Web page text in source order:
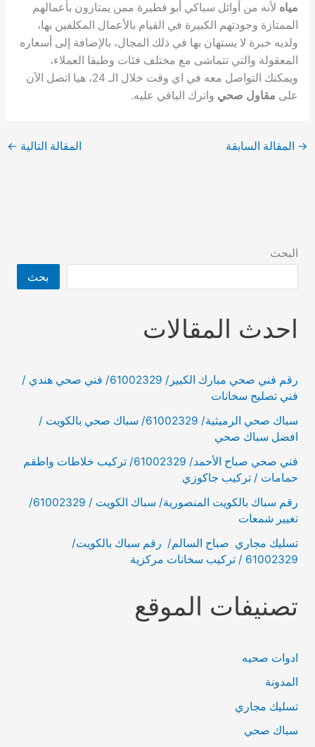
مياه لأنه من أوائل سباكي أبو فطيرة ممن يمتازون بأعمالهم
الممتازة وجودتهم الكبيرة في القيام بالأعمال المكلفين بها،
ولديه خبرة لا يستهان بها في ذلك المجال، بالإضافة إلى أسعاره
المعقولة والتي تتماشى مع مختلف فئات وطبقا العملاء،
ويمكنك التواصل معه في اي وقت خلال الـ 24، هيا اتصل الآن
على مقاول صحي واترك الباقي عليه.
→ المقالة السابقة المقالة التالية ←
البحث
بحث
احدث المقالات
رقم فني صحي مبارك الكبير/ 61002329/ فني صحي هندي /
فني تصليح سخانات
سباك صحي الرميثية/ 61002329/ سباك صحي بالكويت /
افضل سباك صحي
فني صحي صباح الأحمد/ 61002329/ تركيب خلاطات واطقم
حمامات / تركيب جاكوزي
رقم سباك بالكويت المنصورية/ سباك الكويت / 61002329/
تغيير شمعات
تسليك مجاري صباح السالم/ رقم سباك بالكويت/
61002329 / تركيب سخانات مركزية
تصنيفات الموقع
ادوات صحيه
المدونة
تسليك مجاري
سباك صحي